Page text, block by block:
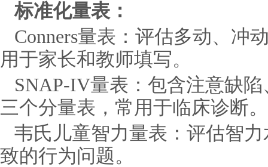
标准化量表：
Conners量表：评估多动、冲
用于家长和教师填写。
SNAP-IV量表：包含注意缺
三个分量表，常用于临床诊断。
韦氏儿童智力量表：评估智
致的行为问题。